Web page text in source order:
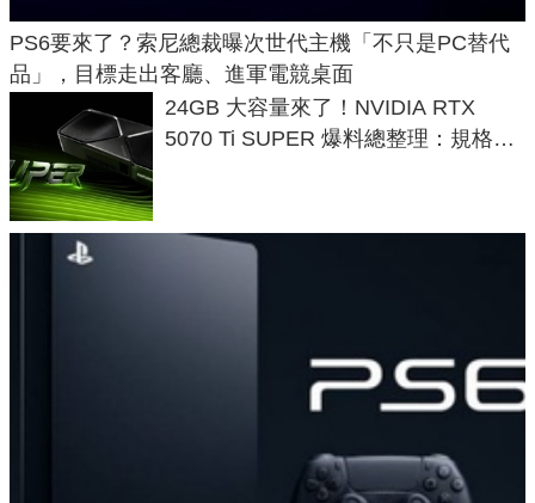
PS6要來了？索尼總裁曝次世代主機「不只是PC替代
品」，目標走出客廳、進軍電競桌面
24GB 大容量來了！NVIDIA RTX
5070 Ti SUPER 爆料總整理：規格、